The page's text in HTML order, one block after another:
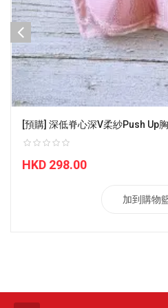
[預購] 深低脊心深V柔紗Push Up
HKD 298.00
加到購物